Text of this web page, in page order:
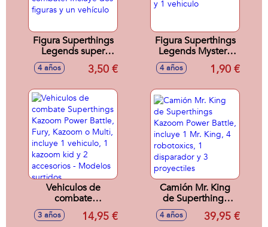
Figura Superthings
Legends super
maquina de
combate. Incluye
vehículo
4 años 3,50 €
Figura Superthings
Legends Mystery
pack incluye 2
figuras y 1 vehiculo
4 años 1,90 €
Vehiculos de
combate
Superthings
Kazoom Power
3 años 14,95 €
Camión Mr. King
de Superthings
Kazoom Power
Battle, incluye 1 Mr.
4 años 39,95 €